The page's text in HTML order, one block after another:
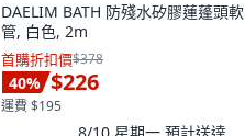
DAELIM BATH 防殘水矽膠蓮蓬頭軟
管, 白色, 2m
首購折扣價$378
40% $226
運費 $195
8/10 星期一 預計送達